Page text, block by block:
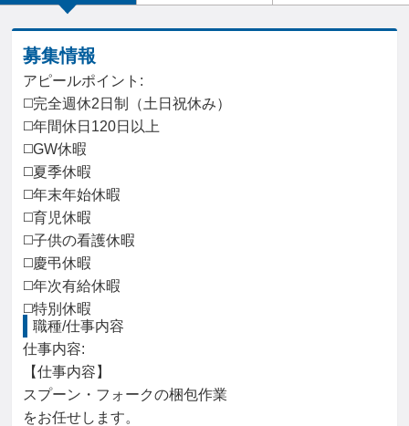
募集情報
アピールポイント:
◻️完全週休2日制（土日祝休み）
◻️年間休日120日以上
◻️GW休暇
◻️夏季休暇
◻️年末年始休暇
◻️育児休暇
◻️子供の看護休暇
◻️慶弔休暇
◻️年次有給休暇
◻️特別休暇
職種/仕事内容
仕事内容:
【仕事内容】
スプーン・フォークの梱包作業
をお任せします。